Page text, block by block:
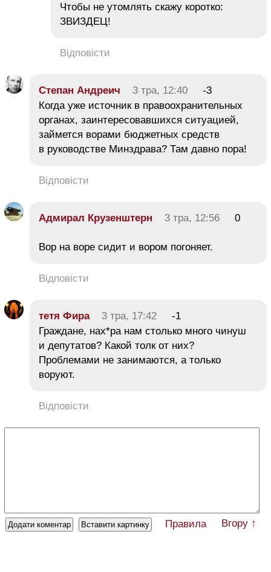
Чтобы не утомлять скажу коротко:
ЗВИЗДЕЦ!
Відповісти
Степан Андреич 3 тра, 12:40
-3
Когда уже источник в правоохранительных
органах, заинтересовавшихся ситуацией,
займется ворами бюджетных средств
в руководстве Минздрава? Там давно пора!
Відповісти
Адмирал Крузенштерн 3 тра, 12:56 0
Вор на воре сидит и вором погоняет.
Відповісти
тетя Фира 3 тра, 17:42
-1
Граждане, нах*ра нам столько много чинуш
и депутатов? Какой толк от них?
Проблемами не занимаются, а только
воруют.
Відповісти
Правила Вгору ↑